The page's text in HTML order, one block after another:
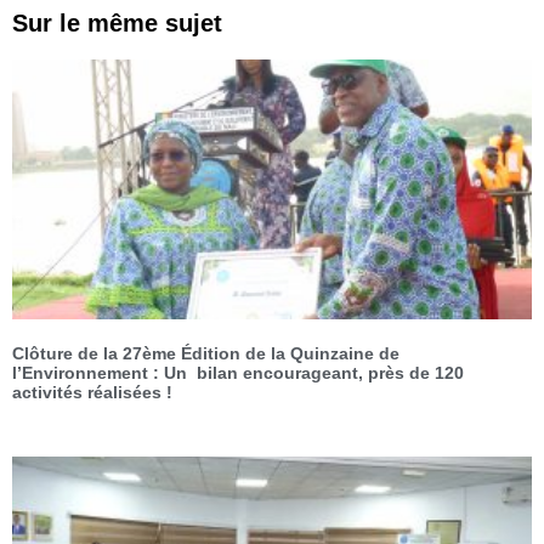
Sur le même sujet
Clôture de la 27ème Édition de la Quinzaine de
l’Environnement : Un bilan encourageant, près de 120
activités réalisées !